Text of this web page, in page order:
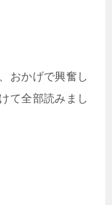
おかげで興奮し
て全部読みまし